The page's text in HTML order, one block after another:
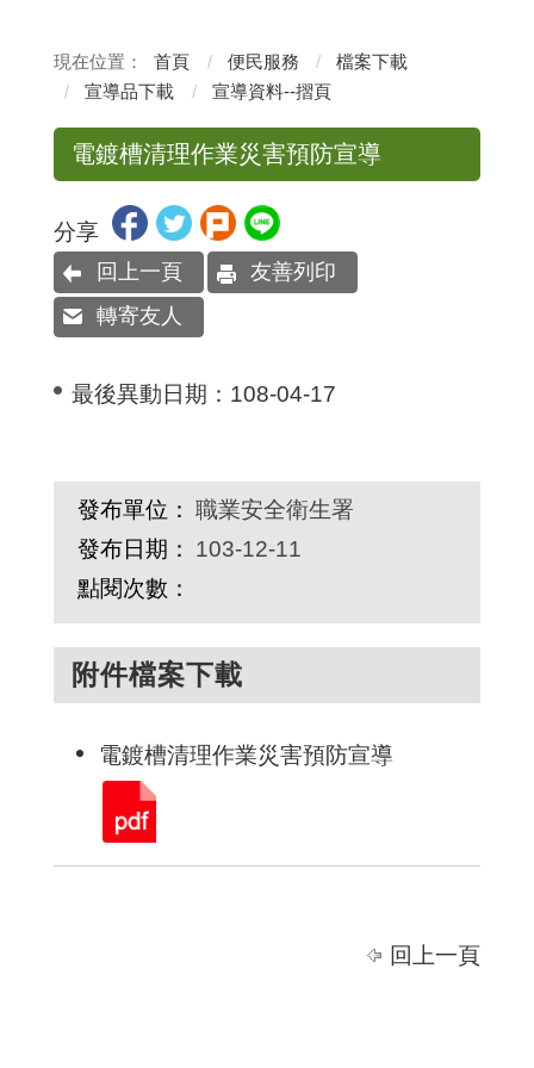
首頁 便民服務
檔案下載
宣導品下載
宣導資料--摺頁
電鍍槽清理作業災害預防宣導
分享
回上一頁
友善列印
轉寄友人
最後異動日期： 108-04-17
發布單位： 職業安全衛生署
發布日期：
103-12-11
點閱次數：
附件檔案下載
電鍍槽清理作業災害預防宣導
回上一頁